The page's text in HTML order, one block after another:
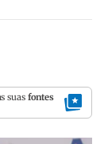
suas fontes